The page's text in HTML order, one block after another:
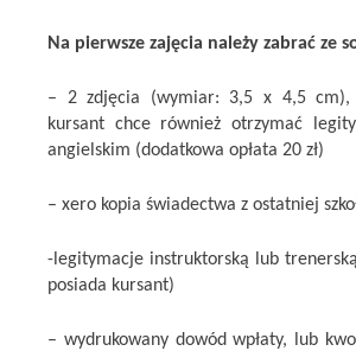
Na pierwsze zajęcia należy zabrać ze
– 2 zdjęcia (wymiar: 3,5 x 4,5 cm),
kursant chce również otrzymać
angielskim (dodatkowa opłata 20 zł)
– xero kopia świadectwa z ostatniej
-legitymacje instruktorską lub
posiada kursant)
– wydrukowany dowód wpłaty, lub